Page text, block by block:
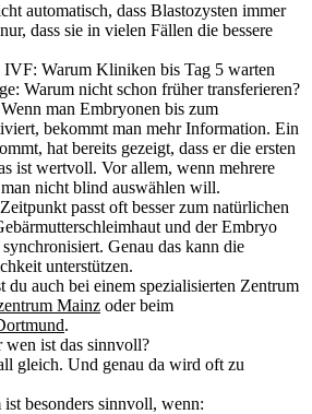
automatisch, dass Blastozysten immer
dass sie in vielen Fällen die bessere
IVF: Warum Kliniken bis Tag 5 warten
Warum nicht schon früher transferieren?
man Embryonen bis zum
bekommt man mehr Information. Ein
hat bereits gezeigt, dass er die ersten
ist wertvoll. Vor allem, wenn mehrere
nicht blind auswählen will.
passt oft besser zum natürlichen
und der Embryo
Genau das kann die
unterstützen.
du auch bei einem spezialisierten Zentrum
Mainz oder beim
.
wen ist das sinnvoll?
gleich. Und genau da wird oft zu
besonders sinnvoll, wenn: